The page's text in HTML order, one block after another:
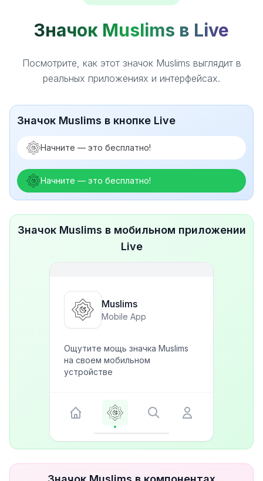
Значок Muslims в Live
Посмотрите, как этот значок Muslims выглядит в
реальных приложениях и интерфейсах.
Значок Muslims в кнопке Live
Начните — это бесплатно!
Начните — это бесплатно!
Значок Muslims в мобильном приложении
Live
Muslims
Mobile App
Ощутите мощь значка Muslims
на своем мобильном
устройстве